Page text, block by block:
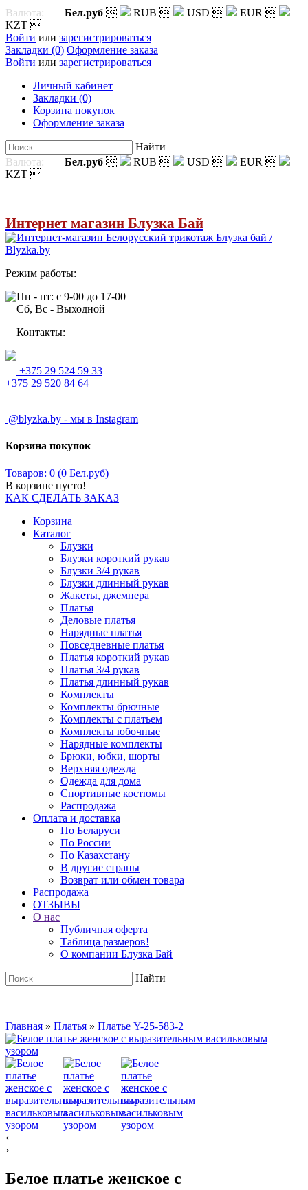
Валюта: Бел.руб  RUB  USD  EUR 
KZT 
Войти или зарегистрироваться
Закладки (0) Оформление заказа
Войти или зарегистрироваться
Личный кабинет
Закладки (0)
Корзина покупок
Оформление заказа
Найти
Валюта:
Бел.руб  RUB  USD  EUR 
KZT 
Интернет магазин Блузка Бай
Режим работы:
Пн - пт: с 9-00 до 17-00
Сб, Вс - Выходной
Контакты:
+375 29 524 59 33
+375 29 520 84 64
@blyzka.by - мы в Instagram
Корзина покупок
Товаров: 0 (0 Бел.руб)
В корзине пусто!
КАК СДЕЛАТЬ ЗАКАЗ
Корзина
Каталог
Блузки
Блузки короткий рукав
Блузки 3/4 рукав
Блузки длинный рукав
Жакеты, джемпера
Платья
Деловые платья
Нарядные платья
Повседневные платья
Платья короткий рукав
Платья 3/4 рукав
Платья длинный рукав
Комплекты
Комплекты брючные
Комплекты с платьем
Комплекты юбочные
Нарядные комплекты
Брюки, юбки, шорты
Верхняя одежда
Одежда для дома
Спортивные костюмы
Распродажа
Оплата и доставка
По Беларуси
По России
По Казахстану
В другие страны
Возврат или обмен товара
Распродажа
ОТЗЫВЫ
О нас
Публичная оферта
Таблица размеров!
О компании Блузка Бай
Найти
Главная » Платья » Платье Y-25-583-2
‹
›
Белое платье женское с